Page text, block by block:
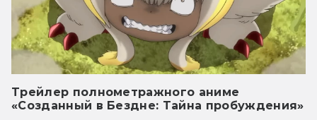
Трейлер полнометражного аниме
«Созданный в Бездне: Тайна пробуждения»